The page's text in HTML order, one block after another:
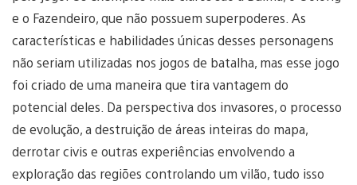
e o Fazendeiro, que não possuem superpoderes. As
características e habilidades únicas desses personagens
não seriam utilizadas nos jogos de batalha, mas esse jogo
foi criado de uma maneira que tira vantagem do
potencial deles. Da perspectiva dos invasores, o processo
de evolução, a destruição de áreas inteiras do mapa,
derrotar civis e outras experiências envolvendo a
exploração das regiões controlando um vilão, tudo isso